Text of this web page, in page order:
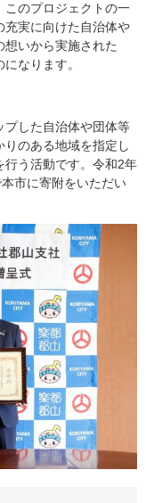
このプロジェクトの一
充実に向けた自治体や
いから実施された
なります。
した自治体や団体等
のある地域を指定し
行う活動です。令和2年
市に寄附をいただい